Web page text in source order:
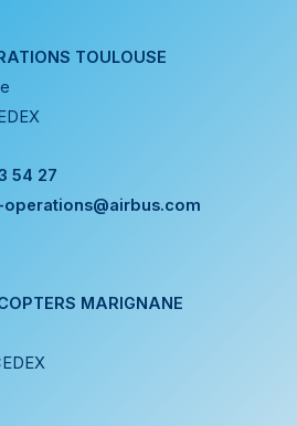
TOULOUSE
54 27
MARIGNANE